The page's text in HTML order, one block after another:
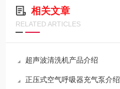
相关文章
RELATED ARTICLES
超声波清洗机产品介绍
正压式空气呼吸器充气泵介绍